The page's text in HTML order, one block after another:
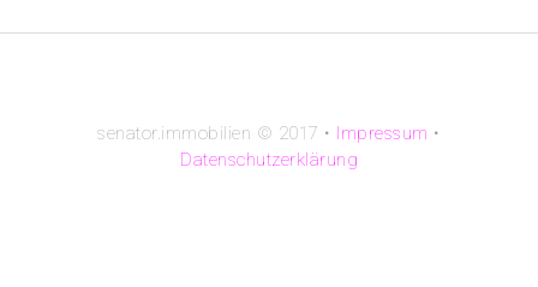
senator.immobilien © 2017 • Impressum •
Datenschutzerklärung